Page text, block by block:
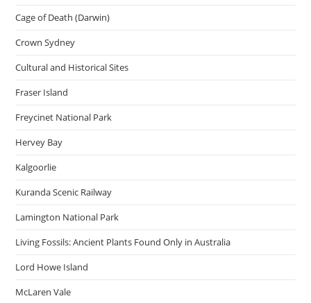
Cage of Death (Darwin)
Crown Sydney
Cultural and Historical Sites
Fraser Island
Freycinet National Park
Hervey Bay
Kalgoorlie
Kuranda Scenic Railway
Lamington National Park
Living Fossils: Ancient Plants Found Only in Australia
Lord Howe Island
McLaren Vale